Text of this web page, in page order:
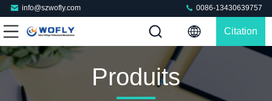
info@szwofly.com 0086-13430639757
Citation
Produits